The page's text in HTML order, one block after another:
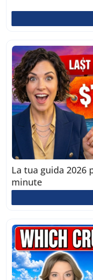
La tua guida
minute